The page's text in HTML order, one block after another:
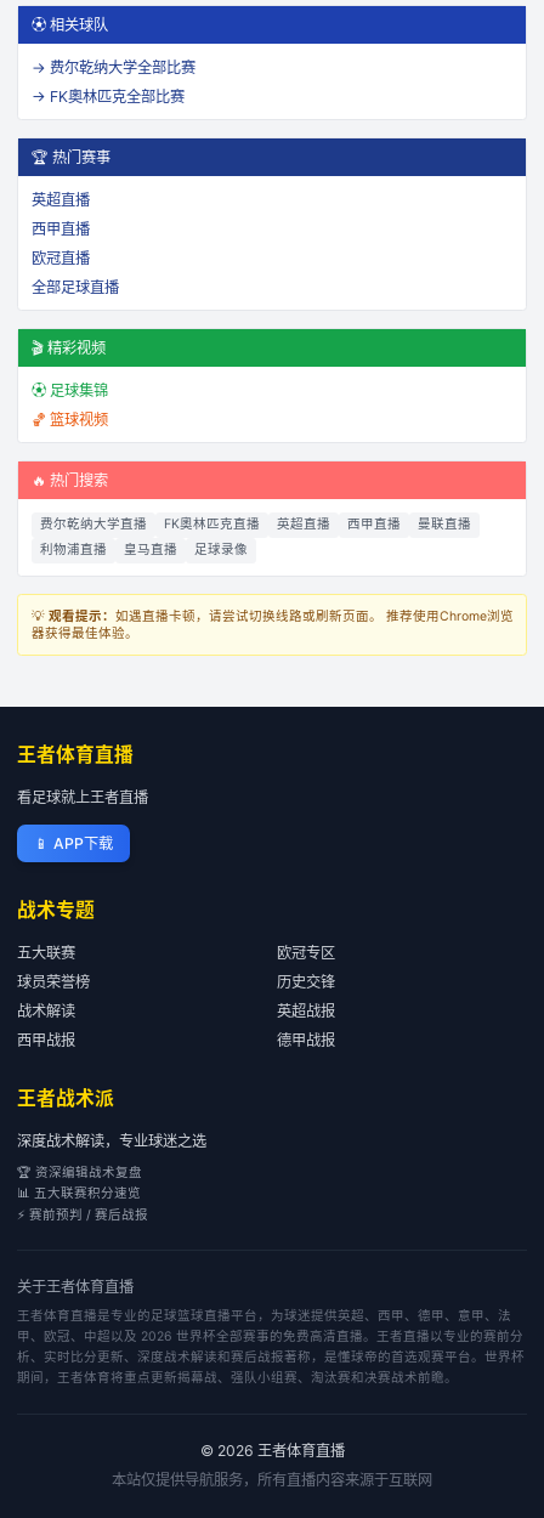
⚽ 相关球队
→ 费尔乾纳大学全部比赛
→ FK奧林匹克全部比赛
🏆 热门赛事
英超直播
西甲直播
欧冠直播
全部足球直播
🎬 精彩视频
⚽ 足球集锦
🏀 篮球视频
🔥 热门搜索
费尔乾纳大学直播 FK奧林匹克直播 英超直播 西甲直播
曼联直播
利物浦直播
皇马直播 足球录像
💡 观看提示： 如遇直播卡顿，请尝试切换线路或刷新页面。 推荐使用Chrome浏览
器获得最佳体验。
王者体育直播
看足球就上王者直播
📱 APP下载
战术专题
五大联赛
欧冠专区
球员荣誉榜
历史交锋
战术解读
英超战报
西甲战报
德甲战报
王者战术派
深度战术解读，专业球迷之选
🏆 资深编辑战术复盘
📊 五大联赛积分速览
⚡ 赛前预判 / 赛后战报
关于王者体育直播
王者体育直播是专业的足球篮球直播平台，为球迷提供英超、西甲、德甲、意甲、法
甲、欧冠、中超以及 2026 世界杯全部赛事的免费高清直播。王者直播以专业的赛前分
析、实时比分更新、深度战术解读和赛后战报著称，是懂球帝的首选观赛平台。世界杯
期间，王者体育将重点更新揭幕战、强队小组赛、淘汰赛和决赛战术前瞻。
© 2026 王者体育直播
本站仅提供导航服务，所有直播内容来源于互联网